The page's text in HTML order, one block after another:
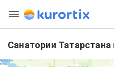
Санатории Татарстана